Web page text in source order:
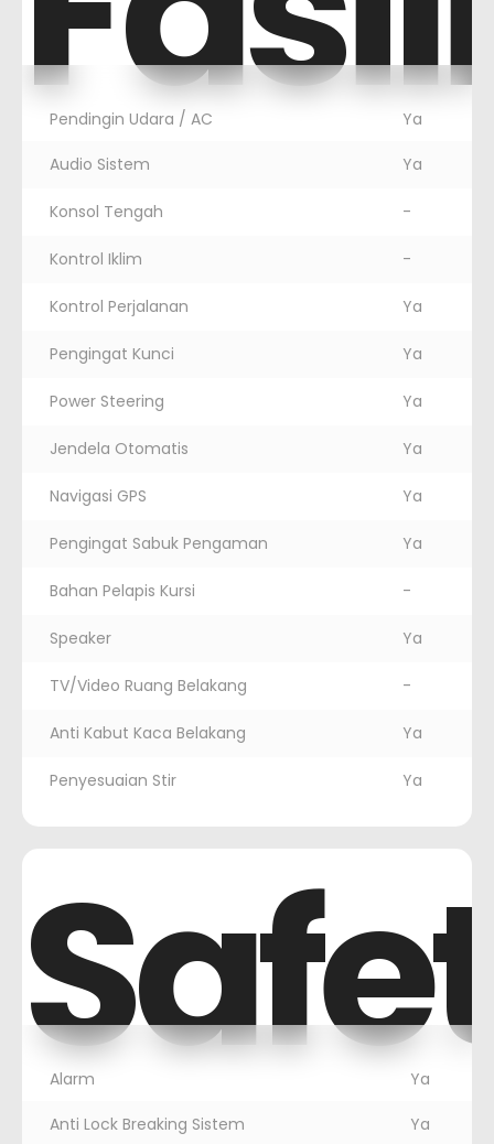
Pendingin Udara / AC Ya
Audio Sistem Ya
Konsol Tengah -
Kontrol Iklim -
Kontrol Perjalanan Ya
Pengingat Kunci Ya
Power Steering Ya
Jendela Otomatis Ya
Navigasi GPS Ya
Pengingat Sabuk Pengaman Ya
Bahan Pelapis Kursi -
Speaker Ya
TV/Video Ruang Belakang -
Anti Kabut Kaca Belakang Ya
Penyesuaian Stir Ya
Alarm Ya
Anti Lock Breaking Sistem Ya